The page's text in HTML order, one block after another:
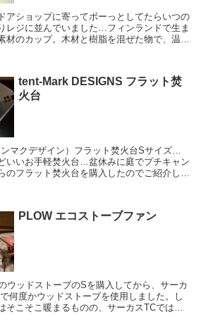
アショップに寄ってボーっとしてたらいつの
レジに並んでいました…フィンランドで生ま
材のカップ。木材と樹脂を混ぜた物で、温か
tent-Mark DESIGNS フラット焚
火台
マクデザイン）フラット焚火台Sサイズ…
いいお手軽焚火台…盆休みに庭でプチキャン
のフラット焚火台を購入したのでご紹介しま
PLOW エコストーブファン
ウッドストーブのSを購入してから、サーカ
何度かウッドストーブを使用しました。し
そこそこ暖まるものの、サーカスTCではや